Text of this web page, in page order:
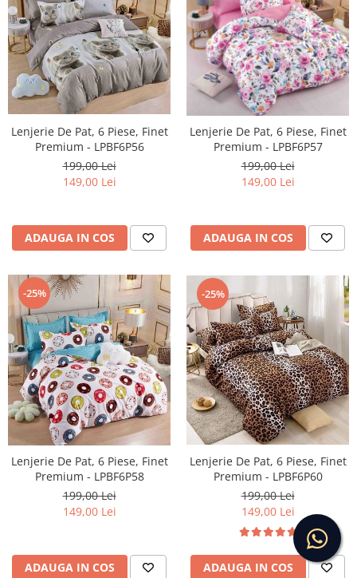
Lenjerie De Pat, 6 Piese, Finet
Premium - LPBF6P56
199,00 Lei
149,00 Lei
ADAUGA IN COS
Lenjerie De Pat, 6 Piese, Finet
Premium - LPBF6P57
199,00 Lei
149,00 Lei
ADAUGA IN COS
-25%
Lenjerie De Pat, 6 Piese, Finet
Premium - LPBF6P58
199,00 Lei
149,00 Lei
ADAUGA IN COS
-25%
Lenjerie De Pat, 6 Piese, Finet
Premium - LPBF6P60
199,00 Lei
149,00 Lei
ADAUGA IN COS